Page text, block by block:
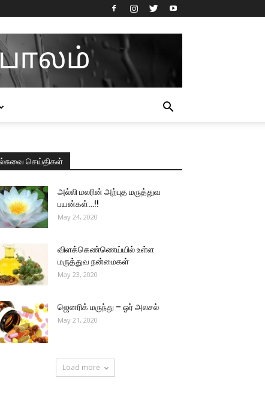
செய்திகள்
அல்லி மலரின் அற்புத மருத்துவ
பயன்கள்…!!
May 24, 2020
விளக்கெண்ணெய்யில் உள்ள
மருத்துவ நன்மைகள்
May 23, 2020
ஜெனரிக் மருந்து – ஓர் அலசல்
May 21, 2020
Load more